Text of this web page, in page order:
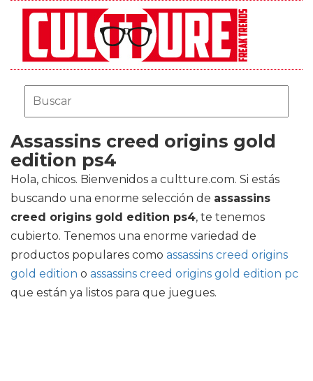
Assassins creed origins gold
edition ps4
Hola, chicos. Bienvenidos a cultture.com. Si estás
buscando una enorme selección de assassins
creed origins gold edition ps4, te tenemos
cubierto. Tenemos una enorme variedad de
productos populares como assassins creed origins
gold edition o assassins creed origins gold edition pc
que están ya listos para que juegues.